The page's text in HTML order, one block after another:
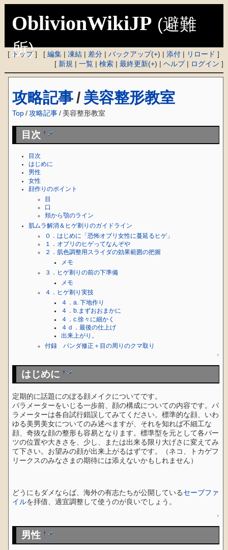
OblivionWikiJP (避難
所)
[ トップ] [編集 |凍結 | 差分 |バックアップ(+) |添付 | リロード ]
[ 新規 |一覧 |検索 |最終更新(+) |ヘルプ| ログイン ]
攻略記事 / 美容整形教室
Top /攻略記事/ 美容整形教室
目次†
目次
はじめに
男性
女性
顔作りのポイント
目
口
頬から顎のライン
肌ムラ解消＆ヒゲ剃りのガイドライン
０．はじめに「恐怖オブリ女性に蔓延るヒゲ」
１．オブリのヒゲってなんぞや
２．肌色調整用スライダの効果範囲の把握
メモ
３．ヒゲ剃りの前の下準備
メモ
４．ヒゲ剃り実技
４．a. 下地作り
４．b.まずおおまかに
４．c.徐々に細かく
４ｄ．最後の仕上げ
出来上がり。
付録 パンダ修正＋目の周りのクマ取り
↑
はじめに†
定期的に話題にのぼる顔メイクについてです。
パラメーターをいじる一歩前、顔の構成についての内容です。パ
ラメーターは各自試行錯誤してみてください。標準的な顔、いわ
ゆる美男美女についてのみ述べますが、それを知れば不細工な
顔、奇抜な顔の整形も容易となります。標準型を元として各パー
ツの位置や大きさを、少し、または出来る限り大げさに変えてみ
て下さい。お望みの顔が出来上がるはずです。（ネコ、トカゲフ
リークスのみなさまの期待には添えないかもしれません）
どうにもダメならば、海外の有志たちが公開しているセーブファ
イルを拝借、適宜調整して使うのが良いでしょう。
↑
男性†